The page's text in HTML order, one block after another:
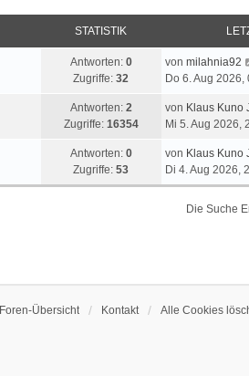
STATISTIK
Antworten: 0
Zugriffe:32
von milahnia92
Do 6. Aug 2026,
Antworten: 2
Zugriffe: 16354
von Klaus Kuno
Mi 5. Aug 2026,
Antworten: 0
Zugriffe:53
von Klaus Kuno
Di 4. Aug 2026,
Die Suche
Foren-Übersicht Kontakt Alle Cookies